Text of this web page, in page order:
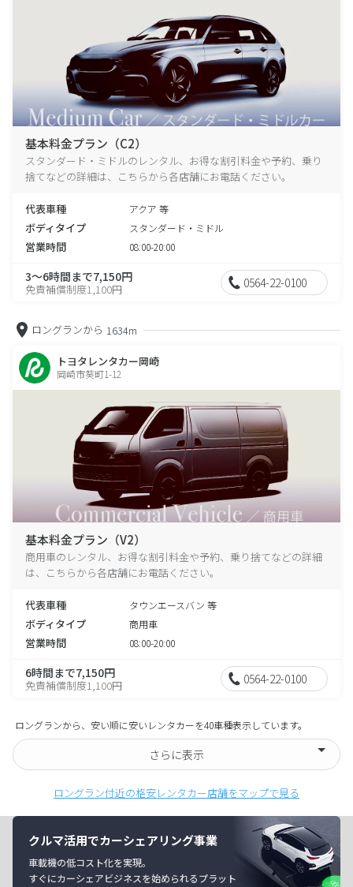
基本料金プラン（C2）
スタンダード・ミドルのレンタル、お得な割引料金や予約、乗り
捨てなどの詳細は、こちらから各店舗にお電話ください。
代表車種 アクア 等
ボディタイプ スタンダード・ミドル
営業時間 08:00-20:00
3～6時間まで7,150円
免責補償制度1,100円 0564-22-0100
ロングランから 1634m
トヨタレンタカー岡崎
岡崎市葵町1-12
基本料金プラン（V2）
商用車のレンタル、お得な割引料金や予約、乗り捨てなどの詳細
は、こちらから各店舗にお電話ください。
代表車種 タウンエースバン 等
ボディタイプ 商用車
営業時間 08:00-20:00
6時間まで7,150円
免責補償制度1,100円 0564-22-0100
ロングランから、安い順に安いレンタカーを40車種表示しています。
さらに表示
ロングラン付近の格安レンタカー店舗をマップで見る
クルマ活用でカーシェアリング事業
車載機の低コスト化を実現。
すぐにカーシェアビジネスを始められるプラット